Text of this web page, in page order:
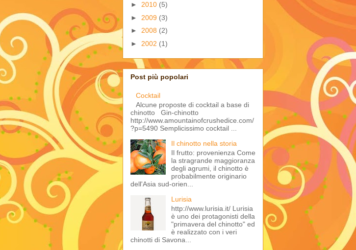
► 2010 (5)
► 2009 (3)
► 2008 (2)
► 2002 (1)
Post più popolari
Cocktail
Alcune proposte di cocktail a base di
chinotto Gin-chinotto
http://www.amountainofcrushedice.com/
?p=5490 Semplicissimo cocktail ...
Il chinotto nella storia
Il frutto: provenienza Come
la stragrande maggioranza
degli agrumi, il chinotto è
probabilmente originario
dell'Asia sud-orien...
Lurisia
http://www.lurisia.it/ Lurisia
è uno dei protagonisti della
"primavera del chinotto" ed
è realizzato con i veri
chinotti di Savona...